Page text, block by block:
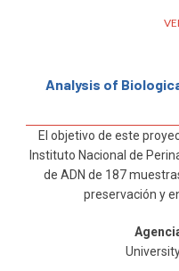
Analysis of
El objetivo de este
Instituto Nacional de
de ADN de 187
preservación y